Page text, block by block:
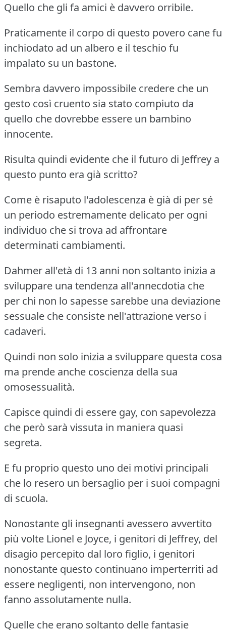
Quello che gli fa amici è davvero orribile.
Praticamente il corpo di questo povero cane fu
inchiodato ad un albero e il teschio fu
impalato su un bastone.
Sembra davvero impossibile credere che un
gesto così cruento sia stato compiuto da
quello che dovrebbe essere un bambino
innocente.
Risulta quindi evidente che il futuro di Jeffrey a
questo punto era già scritto?
Come è risaputo l'adolescenza è già di per sé
un periodo estremamente delicato per ogni
individuo che si trova ad affrontare
determinati cambiamenti.
Dahmer all'età di 13 anni non soltanto inizia a
sviluppare una tendenza all'annecdotia che
per chi non lo sapesse sarebbe una deviazione
sessuale che consiste nell'attrazione verso i
cadaveri.
Quindi non solo inizia a sviluppare questa cosa
ma prende anche coscienza della sua
omosessualità.
Capisce quindi di essere gay, con sapevolezza
che però sarà vissuta in maniera quasi
segreta.
E fu proprio questo uno dei motivi principali
che lo resero un bersaglio per i suoi compagni
di scuola.
Nonostante gli insegnanti avessero avvertito
più volte Lionel e Joyce, i genitori di Jeffrey, del
disagio percepito dal loro figlio, i genitori
nonostante questo continuano imperterriti ad
essere negligenti, non intervengono, non
fanno assolutamente nulla.
Quelle che erano soltanto delle fantasie